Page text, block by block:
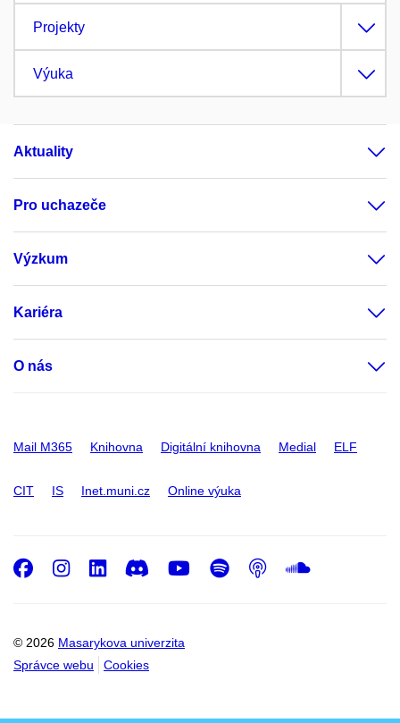
Projekty
Výuka
Aktuality
Pro uchazeče
Výzkum
Kariéra
O nás
Mail M365 Knihovna Digitální knihovna Medial ELF
CIT IS Inet.muni.cz Online výuka
© 2026 Masarykova univerzita
Správce webu
Cookies
Facebook
Instagram
LinkedIn
DiscordYoutube
Spotify
Podcast